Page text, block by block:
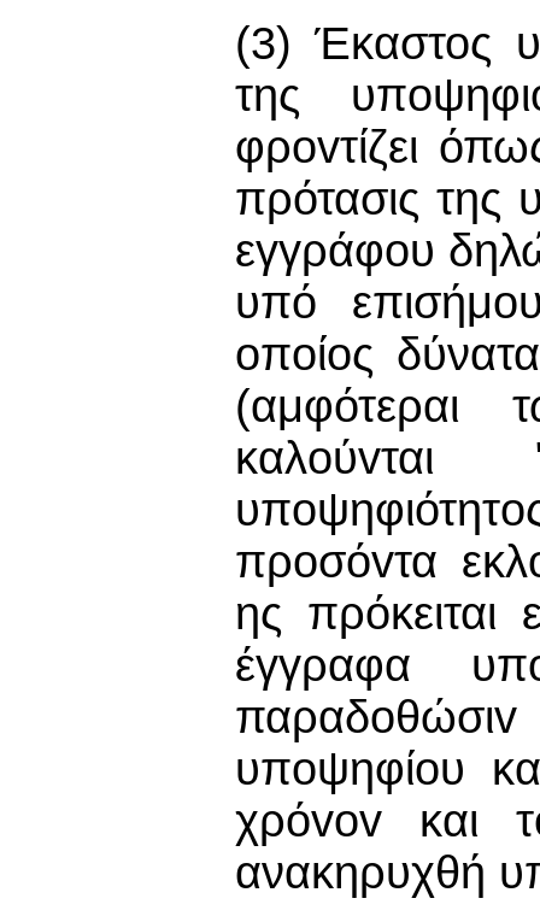
(3) Έκαστος
της
φρovτίζει
πρότασις της
εγγράφου
υπό
oπoίoς
(αμφότεραι
πρoσόvτα
ης πρόκειται
έγγραφα
υπoψηφίoυ
χρόvov και
ανακηρυχθή